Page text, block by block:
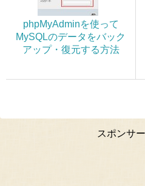
phpMyAdminを使って
MySQLのデータをバック
アップ・復元する方法
スポンサ